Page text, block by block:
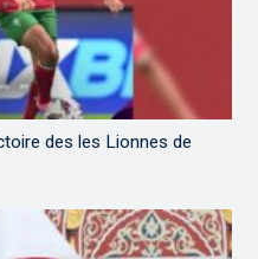
des les Lionnes de